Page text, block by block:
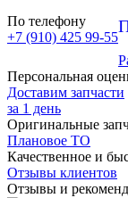
По телефону
+7 (910) 425 99-55
Персональная
Доставим запчасти
за 1 день
Оригинальные
Плановое ТО
Качественное и
Отзывы клиентов
Отзывы и